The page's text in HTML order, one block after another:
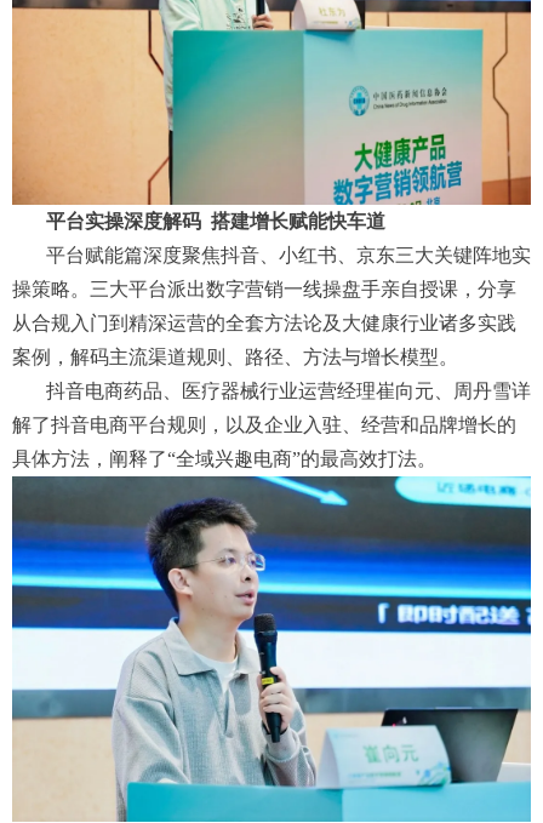
平台实操深度解码 搭建增长赋能快车道
平台赋能篇深度聚焦抖音、小红书、京东三大关键阵地实
操策略。三大平台派出数字营销一线操盘手亲自授课，分享
从合规入门到精深运营的全套方法论及大健康行业诸多实践
案例，解码主流渠道规则、路径、方法与增长模型。
抖音电商药品、医疗器械行业运营经理崔向元、周丹雪详
解了抖音电商平台规则，以及企业入驻、经营和品牌增长的
具体方法，阐释了“全域兴趣电商”的最高效打法。